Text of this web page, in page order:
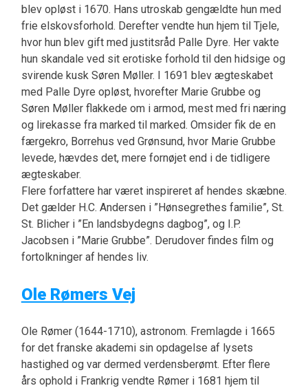
blev opløst i 1670. Hans utroskab gengældte hun med
frie elskovsforhold. Derefter vendte hun hjem til Tjele,
hvor hun blev gift med justitsråd Palle Dyre. Her vakte
hun skandale ved sit erotiske forhold til den hidsige og
svirende kusk Søren Møller. I 1691 blev ægteskabet
med Palle Dyre opløst, hvorefter Marie Grubbe og
Søren Møller flakkede om i armod, mest med fri næring
og lirekasse fra marked til marked. Omsider fik de en
færgekro, Borrehus ved Grønsund, hvor Marie Grubbe
levede, hævdes det, mere fornøjet end i de tidligere
ægteskaber.
Flere forfattere har været inspireret af hendes skæbne.
Det gælder H.C. Andersen i ”Hønsegrethes familie”, St.
St. Blicher i ”En landsbydegns dagbog”, og I.P.
Jacobsen i ”Marie Grubbe”. Derudover findes film og
fortolkninger af hendes liv.
Ole Rømers Vej
Ole Rømer (1644-1710), astronom. Fremlagde i 1665
for det franske akademi sin opdagelse af lysets
hastighed og var dermed verdensberømt. Efter flere
års ophold i Frankrig vendte Rømer i 1681 hjem til